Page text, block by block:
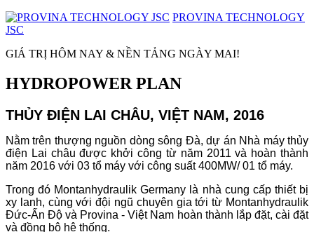
PROVINA TECHNOLOGY
JSC
GIÁ TRỊ HÔM NAY & NỀN TẢNG NGÀY MAI!
HYDROPOWER PLAN
THỦY ĐIỆN LAI CHÂU, VIỆT NAM, 2016
Nằm trên thượng nguồn dòng sông Đà, dự án Nhà máy thủy
điện Lai châu được khởi công từ năm 2011 và hoàn thành
năm 2016 với 03 tổ máy với công suất 400MW/ 01 tổ máy.
Trong đó Montanhydraulik Germany là nhà cung cấp thiết bị
xy lanh, cùng với đội ngũ chuyên gia tới từ Montanhydraulik
Đức-Ấn Độ và Provina - Việt Nam hoàn thành lắp đặt, cài đặt
và đồng bộ hệ thống.